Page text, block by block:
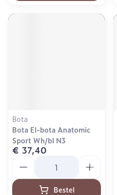
Bota
Bota El-bota Anatomic
Sport Wh/bl N3
€ 37,40
Bestel